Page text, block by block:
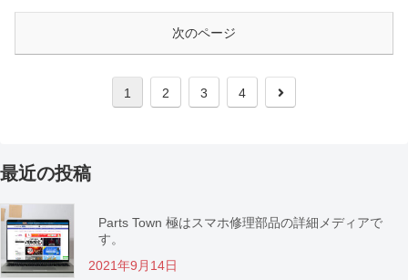
次のページ
1 2 3 4
最近の投稿
Parts Town 極はスマホ修理部品の詳細メディアで
す。
2021年9月14日